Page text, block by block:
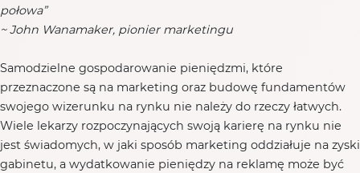
połowa”
~ John Wanamaker, pionier marketingu
Samodzielne gospodarowanie pieniędzmi, które
przeznaczone są na marketing oraz budowę fundamentów
swojego wizerunku na rynku nie należy do rzeczy łatwych.
Wiele lekarzy rozpoczynających swoją karierę na rynku nie
jest świadomych, w jaki sposób marketing oddziałuje na zyski
gabinetu, a wydatkowanie pieniędzy na reklamę może być